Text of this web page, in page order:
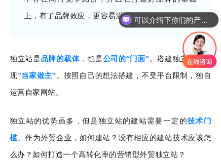
上，有了品牌效应，更容易溢价，利润空间更大。
独立站是品牌的载体，也是公司 的“门面”。搭建独立站，实
现“当家做主”。按照自己的想法搭建，不受平台限制，独自
运营自家网站。
独立站的优势虽多，但是独立站的建站需要一定的技术门
槛。作为外贸企业，如何建站？没有相应的建站技术应该怎
么办？如何打造一个高转化率的营销型外贸独立站？
可以介绍下你们的产品么